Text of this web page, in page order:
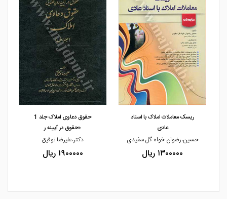
مشاهده و خرید مشاهده و خرید
ریسک معاملات املاک با اسناد
عادی
حسین،رضوان خواه گل سفیدی
۱۳۰۰۰۰۰ ریال
حقوق دعاوی املاک جلد 1
«حقوق در آیینه ر
دکتر،علیرضا توفیق
۱۹۰۰۰۰۰ ریال